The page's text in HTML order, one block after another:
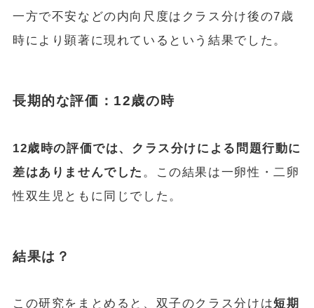
一方で不安などの内向尺度はクラス分け後の7歳
時により顕著に現れているという結果でした。
長期的な評価：12歳の時
12歳時の評価では、クラス分けによる問題行動に
差はありませんでした 。この結果は一卵性・二卵
性双生児ともに同じでした。
結果は？
この研究をまとめると、双子のクラス分けは短期